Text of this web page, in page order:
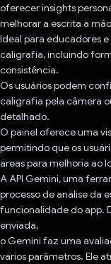
oferecer insights
melhorar a escrita à
Ideal para educadores
caligrafia, incluindo
consistência.
Os usuários podem
caligrafia pela câmera
detalhado.
O painel oferece uma
permitindo que os
áreas para melhoria ao
A API Gemini, uma
processo de análise da
funcionalidade do app.
enviada,
o Gemini faz uma
vários parâmetros. Ele